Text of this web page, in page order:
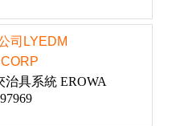
司LYEDM
治具系統 EROWA